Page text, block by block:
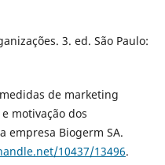
3. ed. São Paulo:
medidas de marketing
motivação dos
empresa Biogerm SA.
10437/13496.